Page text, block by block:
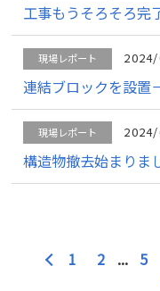
工事もうそろそろ
現場レポート
連結ブロックを設置
現場レポート
構造物撤去始まりま
1 2 ... 5